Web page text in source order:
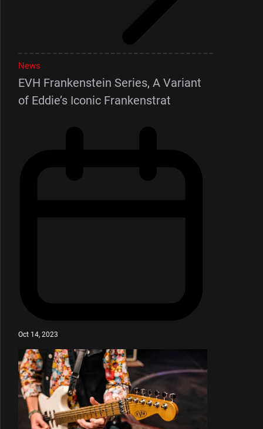
News
EVH Frankenstein Series, A Variant
of Eddie’s Iconic Frankenstrat
Oct 14, 2023